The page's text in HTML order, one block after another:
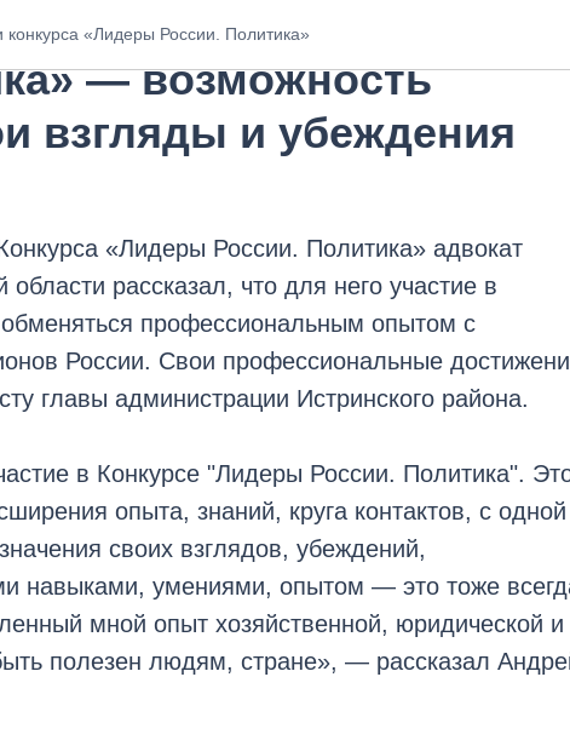
конкурса «Лидеры России. Политика»
Конкурс «Лидеры
— возможность
взгляды и убеждения
«Лидеры России. Политика» адвокат
рассказал, что для него участие в
профессиональным опытом с
России. Свои профессиональные
главы администрации Истринского района.
в Конкурсе "Лидеры России. Политика".
опыта, знаний, круга контактов, с одной
своих взглядов, убеждений,
навыками, умениями, опытом — это тоже
мной опыт хозяйственной, юридической и
полезен людям, стране», — рассказал